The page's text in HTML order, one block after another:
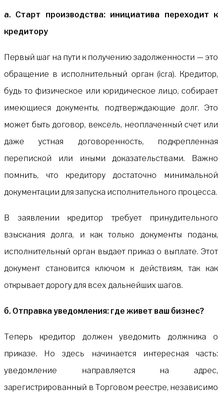
а. Старт производства: инициатива переходит к
кредитору
Первый шаг на пути к получению задолженности — это
обращение в исполнительный орган (icra). Кредитор,
будь то физическое или юридическое лицо, собирает
имеющиеся документы, подтверждающие долг. Это
может быть договор, вексель, неоплаченный счет или
даже устная договоренность, подкрепленная
перепиской или иными доказательствами. Важно
помнить, что кредитору достаточно минимальной
документации для запуска исполнительного процесса.
В заявлении кредитор требует принудительного
взыскания долга, и как только документы поданы,
исполнительный орган выдает приказ о выплате. Этот
документ становится ключом к действиям, так как
открывает дорогу для всех дальнейших шагов.
б. Отправка уведомления: где живет ваш бизнес?
Теперь кредитор должен уведомить должника о
приказе. Но здесь начинается интересная часть:
уведомление направляется на адрес,
зарегистрированный в Торговом реестре, независимо